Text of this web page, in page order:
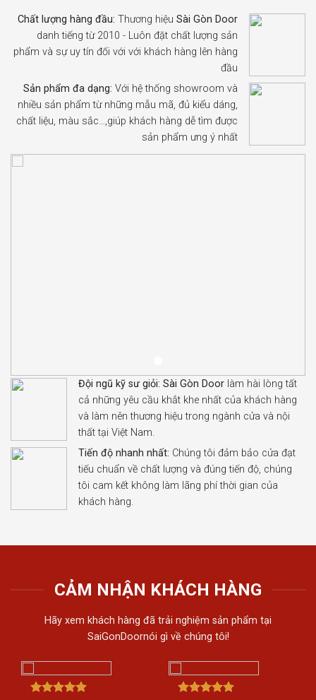
Chất lượng hàng đầu: Thương hiệu Sài Gòn Door
danh tiếng từ 2010 - Luôn đặt chất lượng sản
phẩm và sự uy tín đối với với khách hàng lên hàng
đầu
Sản phẩm đa dạng: Với hệ thống showroom và
nhiều sản phẩm từ những mẫu mã, đủ kiểu dáng,
chất liệu, màu sắc…,giúp khách hàng dễ tìm được
sản phẩm ưng ý nhất
Đội ngũ kỹ sư giỏi: Sài Gòn Door làm hài lòng tất
cả những yêu cầu khắt khe nhất của khách hàng
và làm nên thương hiệu trong ngành cửa và nội
thất tại Việt Nam.
Tiến độ nhanh nhất: Chúng tôi đảm bảo cửa đạt
tiếu chuẩn về chất lượng và đúng tiến độ, chúng
tôi cam kết không làm lãng phí thời gian của
khách hàng.
CẢM NHẬN KHÁCH HÀNG
Hãy xem khách hàng đã trải nghiệm sản phẩm tại
SaiGonDoornói gì về chúng tôi!